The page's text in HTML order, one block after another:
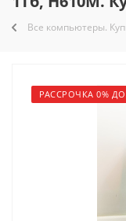
Все компьютеры.
РАССРОЧКА 0%